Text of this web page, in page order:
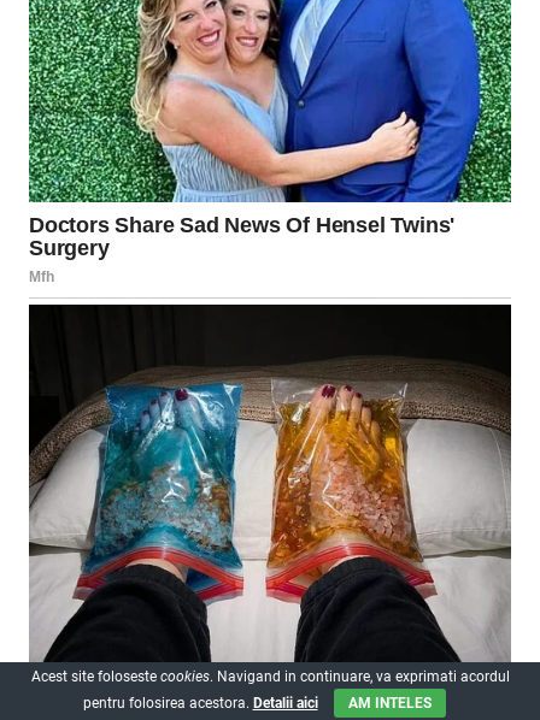
Acest site foloseste cookies. Navigand in continuare, va exprimati acordul
pentru folosirea acestora. Detalii aici AM INTELES